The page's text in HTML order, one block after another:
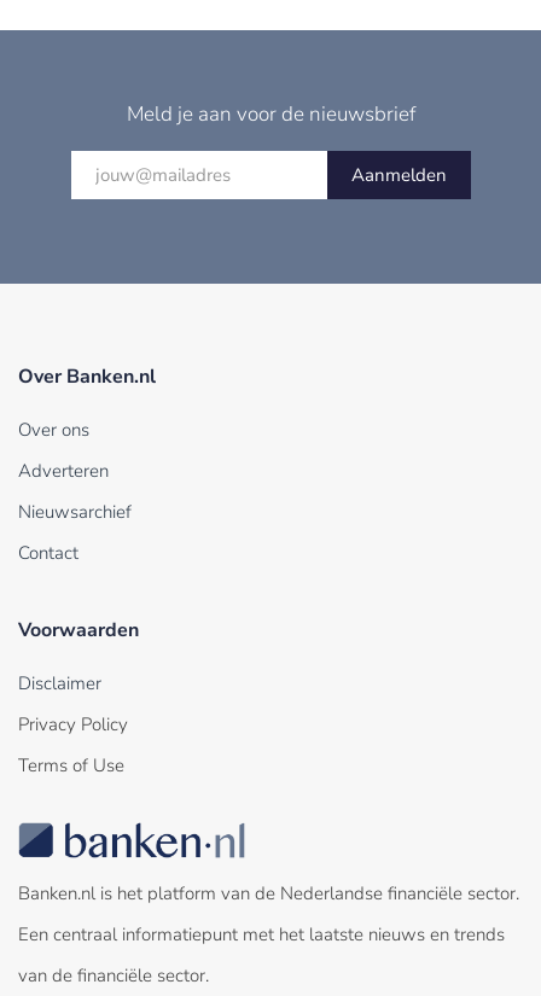
Meld je aan voor de nieuwsbrief
Aanmelden
Over Banken.nl
Over ons
Adverteren
Nieuwsarchief
Contact
Voorwaarden
Disclaimer
Privacy Policy
Terms of Use
Banken.nl is het platform van de Nederlandse financiële sector.
Een centraal informatiepunt met het laatste nieuws en trends
van de financiële sector.